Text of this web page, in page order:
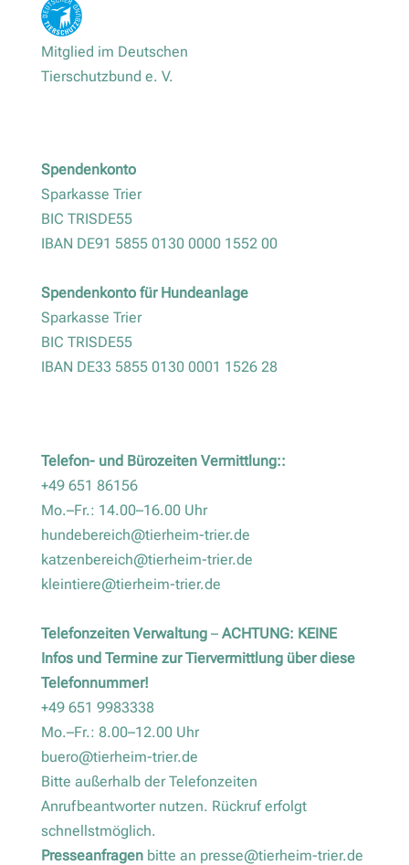
Mitglied im Deutschen
Tierschutzbund e. V.
Spendenkonto
Sparkasse Trier
BIC TRISDE55
IBAN DE91 5855 0130 0000 1552 00
Spendenkonto für Hundeanlage
Sparkasse Trier
BIC TRISDE55
IBAN DE33 5855 0130 0001 1526 28
Telefon- und Bürozeiten Vermittlung::
+49 651 86156
Mo.–Fr.: 14.00–16.00 Uhr
hundebereich@tierheim-trier.de
katzenbereich@tierheim-trier.de
kleintiere@tierheim-trier.de
Telefonzeiten Verwaltung– ACHTUNG: KEINE
Infos und Termine zur Tiervermittlung über diese
Telefonnummer!
+49 651 9983338
Mo.–Fr.: 8.00–12.00 Uhr
buero@tierheim-trier.de
Bitte außerhalb der Telefonzeiten
Anrufbeantworter nutzen. Rückruf erfolgt
schnellstmöglich.
Presseanfragen bitte an presse@tierheim-trier.de